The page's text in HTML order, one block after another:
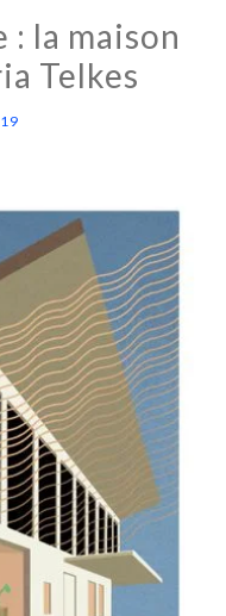
: la maison
Telkes